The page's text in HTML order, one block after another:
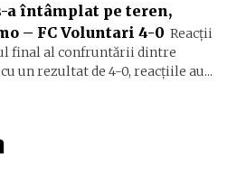
a întâmplat pe teren,
– FC Voluntari 4-0 Reacții
final al confruntării dintre
un rezultat de 4-0, reacțiile au...